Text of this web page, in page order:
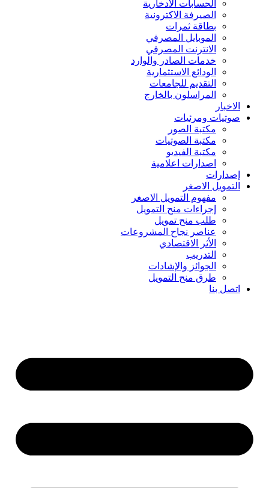
الحسابات الادخارية
الصيرفة الاكترونية
بطاقة ثمرات
الموبايل المصرفي
الانترنت المصرفي
خدمات الصادر والوارد
الودائع الاستثمارية
التقديم للجامعات
المراسلون بالخارج
الاخبار
صوتيات ومرئيات
مكتبة الصور
مكتبة الصوتيات
مكتبة الفيديو
اصدارات اعلامية
إصدارات
التمويل الاصغر
مفهوم التمويل الاصغر
إجراءات منح التمويل
طلب منح تمويل
عناصر نجاح المشروعات
الأثر الاقتصادي
التدريب
الجوائز والإشادات
طرق منح التمويل
اتصل بنا